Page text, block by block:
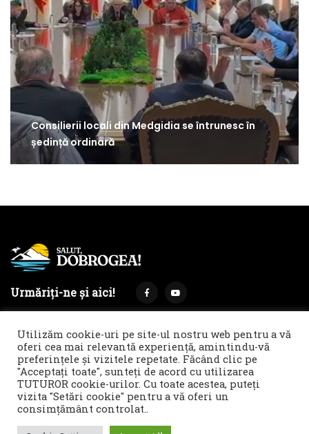
Consilierii locali din Medgidia se întrunesc în
ședință ordinară
Urmăriți-ne și aici!
Termeni și condiții
Politica de cookies & GDPR
Noi îți facem reclamă!
© 2021 Salut, Dobrogea! - Ziar de informare și atitudine || E-
Utilizăm cookie-uri pe site-ul nostru web pentru a vă
oferi cea mai relevantă experiență, amintindu-vă
preferințele și vizitele repetate. Făcând clic pe
"Acceptați toate", sunteți de acord cu utilizarea
TUTUROR cookie-urilor. Cu toate acestea, puteți
vizita "Setări cookie" pentru a vă oferi un
consimțământ controlat..